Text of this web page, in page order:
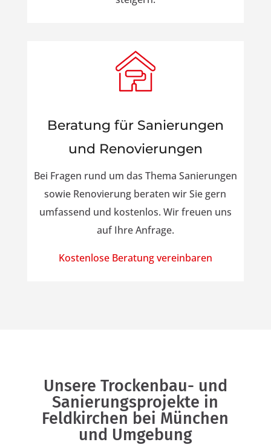
Beratung für Sanierungen
und Renovierungen
Bei Fragen rund um das Thema Sanierungen
sowie Renovierung beraten wir Sie gern
umfassend und kostenlos. Wir freuen uns
auf Ihre Anfrage.
Kostenlose Beratung vereinbaren
Unsere Trockenbau- und
Sanierungsprojekte in
Feldkirchen bei München
und Umgebung